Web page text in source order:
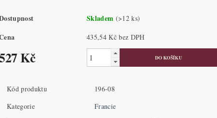
Skladem (>12 ks)
435,54 Kč bez DPH
Kč
Kód produktu
196-08
Kategorie
Francie